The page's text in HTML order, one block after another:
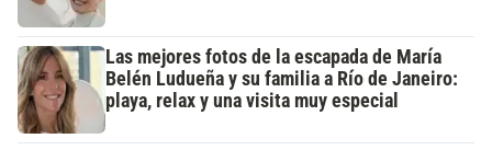
Las mejores fotos de la escapada de María
Belén Ludueña y su familia a Río de Janeiro:
playa, relax y una visita muy especial